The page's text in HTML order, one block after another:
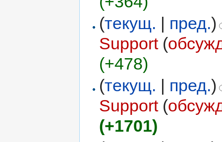
(текущ. | пред.)
Support (
(+478)
(текущ. пред.)
Support (
(+1701)